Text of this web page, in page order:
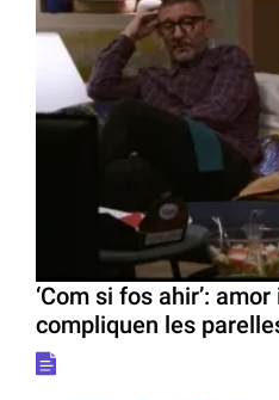
‘Com si fos ahir’:
compliquen les